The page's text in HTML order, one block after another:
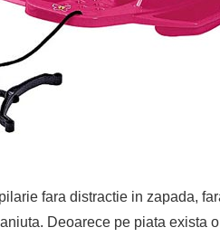
fara distractie in zapada,
Deoarece pe piata exista